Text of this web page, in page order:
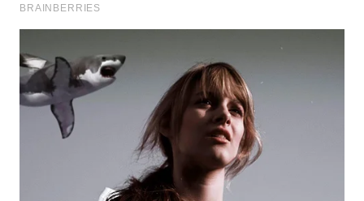
SUBANG
SUKABUMI
WN
PURWAKARTA